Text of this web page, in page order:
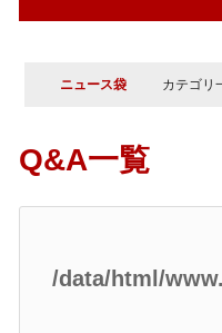
ニュース袋 カテゴリ
Q&A一覧
/data/html/